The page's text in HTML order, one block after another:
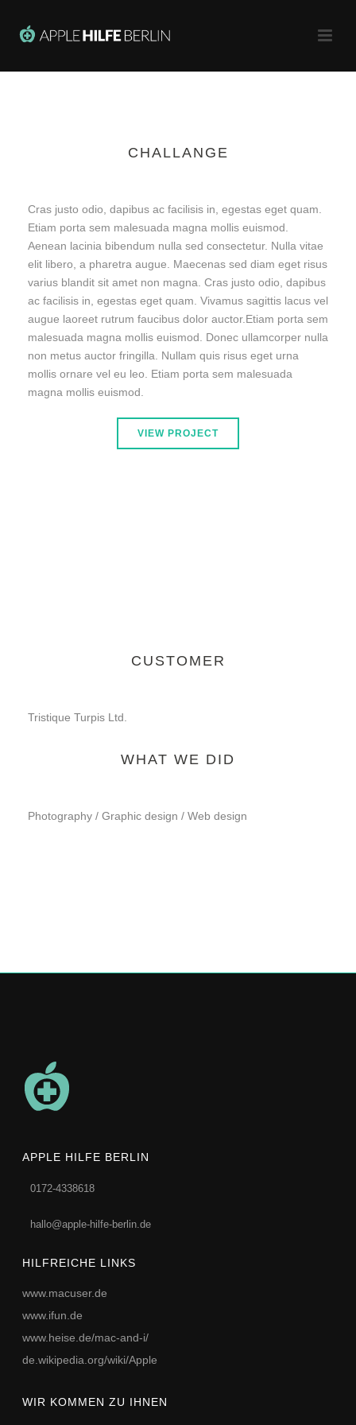
CHALLANGE
Cras justo odio, dapibus ac facilisis in, egestas eget quam.
Etiam porta sem malesuada magna mollis euismod.
Aenean lacinia bibendum nulla sed consectetur. Nulla vitae
elit libero, a pharetra augue. Maecenas sed diam eget risus
varius blandit sit amet non magna. Cras justo odio, dapibus
ac facilisis in, egestas eget quam. Vivamus sagittis lacus vel
augue laoreet rutrum faucibus dolor auctor.Etiam porta sem
malesuada magna mollis euismod. Donec ullamcorper nulla
non metus auctor fringilla. Nullam quis risus eget urna
mollis ornare vel eu leo. Etiam porta sem malesuada
magna mollis euismod.
VIEW PROJECT
CUSTOMER
Tristique Turpis Ltd.
WHAT WE DID
Photography / Graphic design / Web design
APPLE HILFE BERLIN
0172-4338618
hallo@apple-hilfe-berlin.de
HILFREICHE LINKS
www.macuser.de
www.ifun.de
www.heise.de/mac-and-i/
de.wikipedia.org/wiki/Apple
WIR KOMMEN ZU IHNEN